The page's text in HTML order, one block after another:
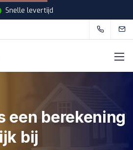
Snelle levertijd
een berekening
bij